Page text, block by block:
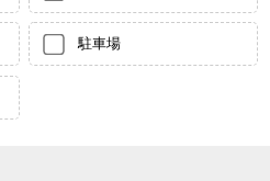
駐車場